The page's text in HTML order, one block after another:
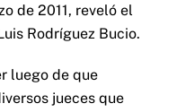
de 2011, reveló el
Rodríguez Bucio.
luego de que
jueces que